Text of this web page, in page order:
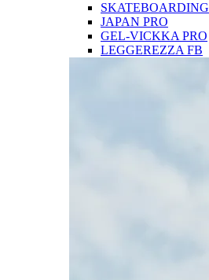
SKATEBOARDING
JAPAN PRO
GEL-VICKKA PRO
LEGGEREZZA FB